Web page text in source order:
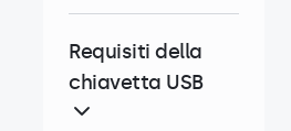
Requisiti della
chiavetta USB